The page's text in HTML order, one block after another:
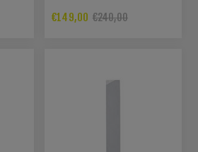
€149,00 €240,00